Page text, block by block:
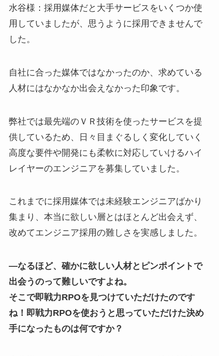
水谷様：採用媒体だと大手サービスをいくつか使
用していましたが、思うように採用できませんで
した。
自社に合った媒体ではなかったのか、求めている
人材にはなかなか出会えなかった印象です。
弊社では最先端のＶＲ技術を使ったサービスを提
供しているため、日々目まぐるしく変化していく
高度な要件や開発にも柔軟に対応していけるハイ
レイヤーのエンジニアを募集していました。
これまでに採用媒体では未経験エンジニアばかり
集まり、本当に欲しい層とはほとんど出会えず、
改めてエンジニア採用の難しさを実感しました。
―なるほど、確かに欲しい人材とピンポイントで
出会うのって難しいですよね。
そこで即戦力RPOを見つけていただけたのです
ね！即戦力RPOを使おうと思っていただけた決め
手になったものは何ですか？